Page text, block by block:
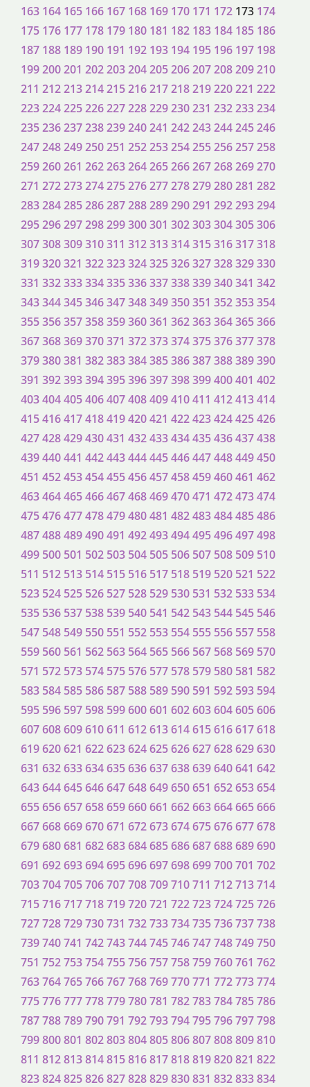
163 164 165 166 167 168 169 170 171 172 173 174
175 176 177 178 179 180 181 182 183 184 185 186
187 188 189 190 191 192 193 194 195 196 197 198
199200201 202203204205206207208209210
211 212213214215216217218219220221 222
223224225226227228229230231 232233234
235236237238239240241 242243244245246
247248249250251 252253254255256257258
259260261 262263264265266267268269270
271 272273274275276277278279280281 282
283284285286287288289290291 292293294
295296297298299300301 302303304305306
307308309310311 312313314315316317318
319320321 322323324325326327328329330
331 332333334335336337338339340341 342
343344345346347348349350351 352353354
355356357358359360361 362363364365366
367368369370371 372373374375376377378
379380381 382383384385386387388389390
391 392393394395396397398399400401 402
403404405406407408409410411 412413414
415416417418419420421 422423424425426
427428429430431 432433434435436437438
439440441 442443444445446447448449450
451 452453454455456457458459460461 462
463464465466467468469470471 472473474
475476477478479480481 482483484485486
487488489490491 492493494495496497498
499 500 501 502 503 504 505 506 507 508 509 510
511 512 513 514 515 516 517 518 519 520 521 522
523 524 525 526 527 528 529 530 531 532 533 534
535 536 537 538 539 540 541 542 543 544 545 546
547 548 549 550 551 552 553 554 555 556 557 558
559 560 561 562 563 564 565 566 567 568 569 570
571 572 573 574 575 576 577 578 579 580 581 582
583 584 585 586 587 588 589 590 591 592 593 594
595 596 597 598 599600601 602603604605606
607608609610611 612613614615616617618
619620621 622623624625626627628629630
631 632633634635636637638639640641 642
643644645646647648649650651 652653654
655656657658659660661 662663664665666
667668669670671 672673674675676677678
679680681 682683684685686687688689690
691 692693694695696697698699700701 702
703704705706707708709710711 712713714
715716717718719720721 722723724725726
727728729730731 732733734735736737738
739740741 742743744745746747748749750
751 752753754755756757758759760761 762
763764765766767768769770771 772773774
775776777778779780781 782783784785786
787788789790791 792793794795796797798
799800801 802803804805806807808809810
811 812813814815816817818819820821 822
823824825826827828829830831 832833834